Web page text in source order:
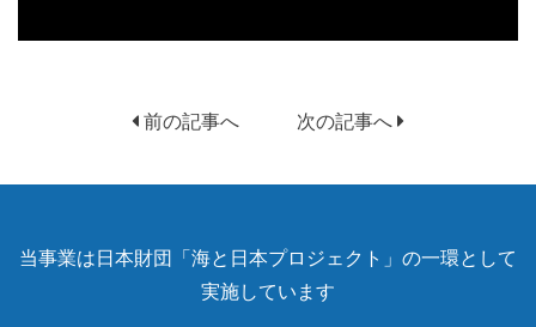
前の記事へ 次の記事へ
当事業は日本財団「海と日本プロジェクト」の一環として
実施しています